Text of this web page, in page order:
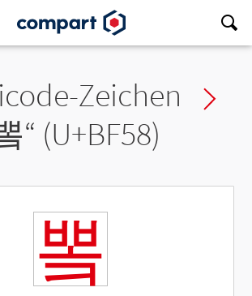
char
Zeichen
“ (U+BF58)
뽘